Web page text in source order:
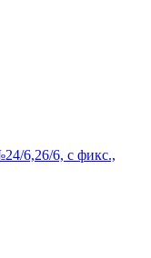
6,26/6, с фикс.,